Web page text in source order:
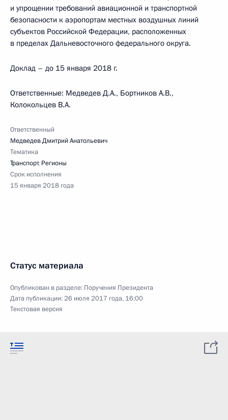
и упрощении требований авиационной и транспортной
безопасности к аэропортам местных воздушных линий
субъектов Российской Федерации, расположенных
в пределах Дальневосточного федерального округа.
Доклад – до 15 января 2018 г.
Ответственные: Медведев Д.А., Бортников А.В.,
Колокольцев В.А.
Ответственный
Медведев Дмитрий Анатольевич
Тематика
Транспорт, Регионы
Срок исполнения
15 января 2018 года
Статус материала
Опубликован в разделе: Поручения Президента
Дата публикации:26 июля 2017 года, 16:00
Текстовая версия